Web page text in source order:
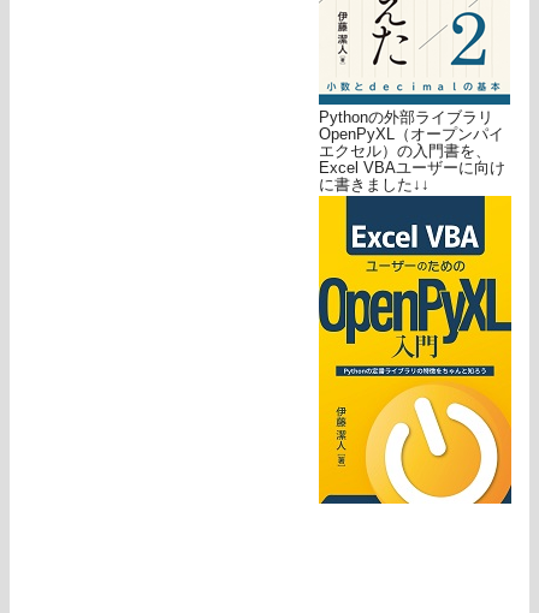
Pythonの外部ライブラリ
OpenPyXL（オープンパイ
エクセル）の入門書を、
Excel VBAユーザーに向け
に書きました↓↓